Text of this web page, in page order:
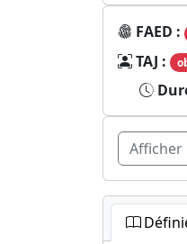
FAED :
TAJ :
Afficher